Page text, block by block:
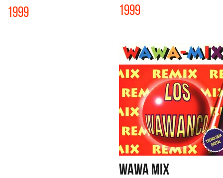
1999 1999
WAWA MIX